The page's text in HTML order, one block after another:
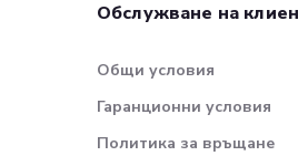
Обслужване на
Общи условия
Гаранционни условия
Политика за връщане